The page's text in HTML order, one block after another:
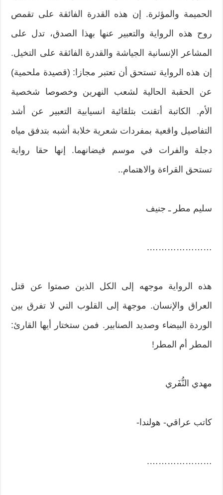
الحميمة والمؤثرة. إن هذه القدرة الفائقة على تقمص
روح هذه الرواية والتعبير عنها بهذا الصدق، تدل على
المشاعر الإنسانية الجياشة والقدرة الفائقة على التخيل.
إن هذه الرواية تستحق أن تعتبر مجازا: (قصيدة ملحمية)
عن الحقبة الحالية لشعب النهرين وخصوصا شخصية
الأم. الكاتبة أتقنت بتلقائية انسيابية التعبير عن أشد
التفاصيل واقعية بمفردات شعرية خلابة أشبه بتدفق مياه
دجلة والفرات في موسم فيضانهما. إنها حقا رواية
تستحق القراءة والاهتمام..
سليم مطر ـ جنيف
………………….
هذه الرواية موجهه إلى الكل الذين صمتوا عن قتل
العراق والإنسان. موجهة إلى القلوب التي لا تفرق بين
الوردة البيضاء وصديد الصنابير. فمن ستختار أيها القارئ:
المطر أم المطر!
مهدي النُّفَري
كاتب عراقي- هولندا-
………………….